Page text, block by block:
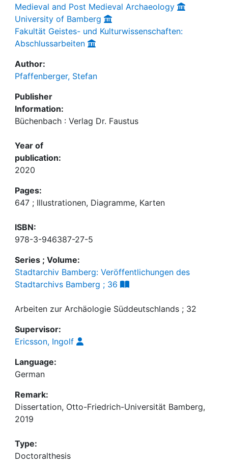
Medieval and Post Medieval Archaeology
University of Bamberg
Fakultät Geistes- und Kulturwissenschaften:
Abschlussarbeiten
Author:
Pfaffenberger, Stefan
Publisher
Information:
Büchenbach : Verlag Dr. Faustus
Year of
publication:
2020
Pages:
647 ; Illustrationen, Diagramme, Karten
ISBN:
978-3-946387-27-5
Series ; Volume:
Stadtarchiv Bamberg: Veröffentlichungen des
Stadtarchivs Bamberg ; 36
Arbeiten zur Archäologie Süddeutschlands ; 32
Supervisor:
Ericsson, Ingolf
Language:
German
Remark:
Dissertation, Otto-Friedrich-Universität Bamberg,
2019
Type:
Doctoralthesis